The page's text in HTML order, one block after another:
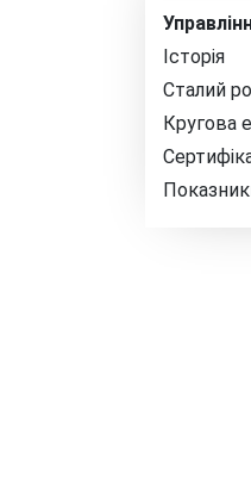
Історія
Сталий
Кругова